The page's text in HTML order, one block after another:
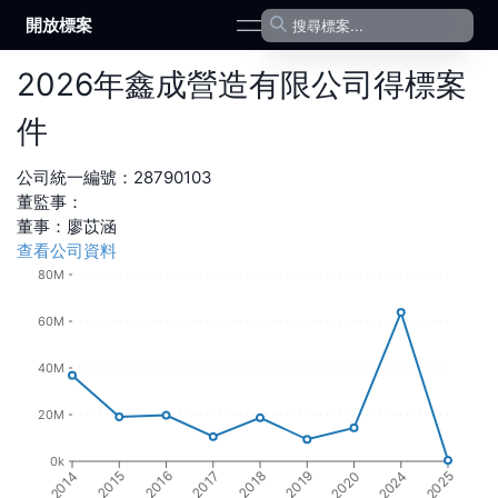
開放標案 open navigation menu
2026年鑫成營造有限公司得標案
件
公司統一編號： 28790103
董監事：
董事 ： 廖苡涵
查看公司資料
2014 2015 2016 2017 2018 2019 2020 2024 2025
0k
20M
40M
60M
80M